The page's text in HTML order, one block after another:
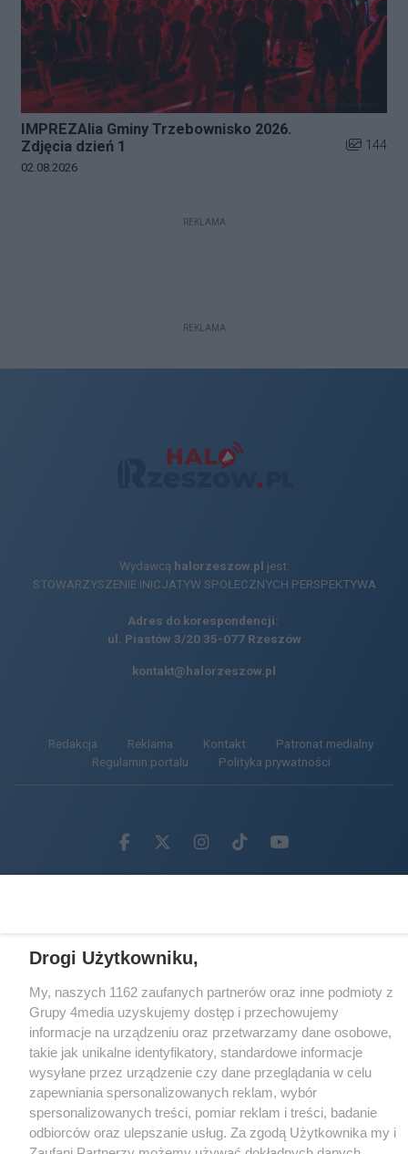
IMPREZAlia Gminy Trzebownisko 2026.
Zdjęcia dzień 1
Liczba
144
Data dodania galerii:
02.08.2026
REKLAMA
REKLAMA
Wydawcą halorzeszow.pl jest:
STOWARZYSZENIE INICJATYW SPOŁECZNYCH PERSPEKTYWA
Adres do korespondencji:
ul. Piastów 3/20 35-077 Rzeszów
kontakt@halorzeszow.pl
Redakcja Reklama Kontakt
Patronat medialny
Regulamin portalu
Polityka prywatności
Facebook.com
X.comInstagram.com
Tiktok.comYoutube.com
Drogi Użytkowniku,
My, naszych 1162 zaufanych partnerów oraz inne podmioty z
Grupy 4media uzyskujemy dostęp i przechowujemy
informacje na urządzeniu oraz przetwarzamy dane osobowe,
takie jak unikalne identyfikatory, standardowe informacje
wysyłane przez urządzenie czy dane przeglądania w celu
zapewniania spersonalizowanych reklam, wybór
spersonalizowanych treści, pomiar reklam i treści, badanie
odbiorców oraz ulepszanie usług. Za zgodą Użytkownika my i